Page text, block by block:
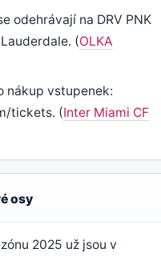
odehrávají na DRV PNK
(OLKA
nákup vstupenek:
tickets. (Inter Miami CF
osy
2025 už jsou v